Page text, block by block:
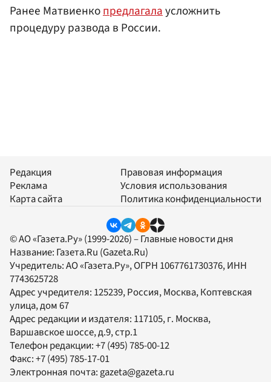
Ранее Матвиенкопредлагалаусложнить
процедуру развода в России.
Редакция
Реклама
Карта сайта
Правовая информация
Условия использования
Политика конфиденциальности
© АО «Газета.Ру» (1999-2026) – Главные новости дня
Название: Газета.Ru (Gazeta.Ru)
Учредитель:АО «Газета.Ру», ОГРН 1067761730376, ИНН
7743625728
Адрес учредителя: 125239, Россия, Москва, Коптевская
улица, дом 67
Адрес редакции и издателя: 117105, г. Москва,
Варшавское шоссе, д.9, стр.1
Телефон редакции:+7 (495) 785-00-12
Факс:+7 (495) 785-17-01
Электронная почта:gazeta@gazeta.ru